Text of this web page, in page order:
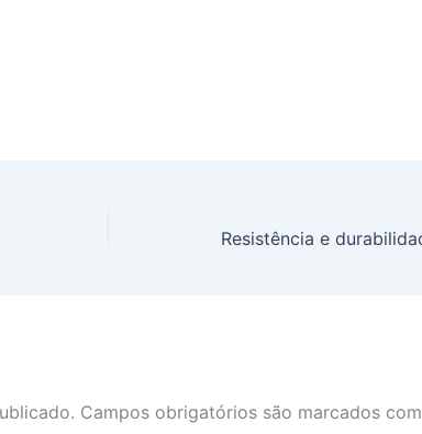
Campos obrigatórios são marcados com